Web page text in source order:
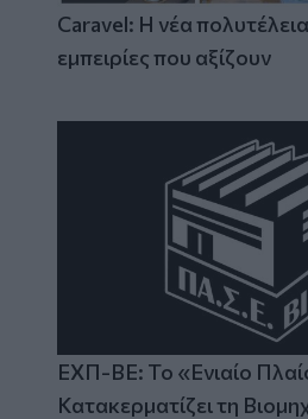
Caravel: Η νέα
εμπειρίες που αξίζουν
ΕΧΠ-ΒΕ: Το «Ενιαίο
Κατακερματίζει τη